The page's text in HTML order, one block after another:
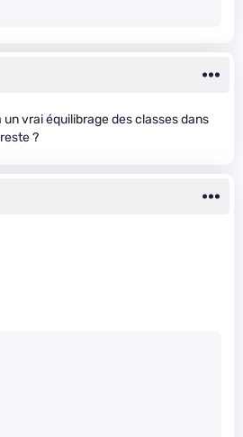
vrai équilibrage des classes dans
?